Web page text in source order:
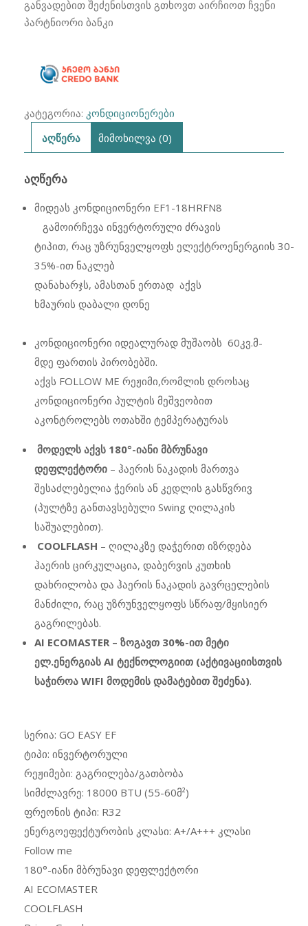
EF1-
18HRFN8
ინვენტორული
განვადებით შეძენისთვის გთხოვთ აირჩიოთ ჩვენი
პარტნიორი ბანკი
კატეგორია: კონდიციონერები
აღწერა
მიმოხილვა (0)
ᲐᲦᲬᲔᲠᲐ
მიდეას კონდიციონერი EF1-18HRFN8
გამოირჩევა ინვერტორული ძრავის
ტიპით, რაც უზრუნველყოფს ელექტროენერგიის 30-
35%-ით ნაკლებ
დანახარჯს, ამასთან ერთად აქვს
ხმაურის დაბალი დონე
კონდიციონერი იდეალურად მუშაობს 60კვ.მ-
მდე ფართის პირობებში.
აქვს FOLLOW ME რეჟიმი,რომლის დროსაც
კონდიციონერი პულტის მეშვეობით
აკონტროლებს ოთახში ტემპერატურას
მოდელს აქვს 180°-იანი მბრუნავი
დეფლექტორი – ჰაერის ნაკადის მართვა
შესაძლებელია ჭერის ან კედლის გასწვრივ
(პულტზე განთავსებული Swing ღილაკის
საშუალებით).
COOLFLASH – ღილაკზე დაჭერით იზრდება
ჰაერის ცირკულაცია, დაბერვის კუთხის
დახრილობა და ჰაერის ნაკადის გავრცელების
მანძილი, რაც უზრუნველყოფს სწრაფ/მყისიერ
გაგრილებას.
AI ECOMASTER – ზოგავთ 30%-ით მეტი
ელ.ენერგიას AI ტექნოლოგიით (აქტივაციისთვის
საჭიროა WIFI მოდემის დამატებით შეძენა).
სერია: GO EASY EF
ტიპი: ინვერტორული
რეჟიმები: გაგრილება/გათბობა
სიმძლავრე: 18000 BTU (55-60მ²)
ფრეონის ტიპი: R32
ენერგოეფექტურობის კლასი: A+/A+++ კლასი
Follow me
180°-იანი მბრუნავი დეფლექტორი
AI ECOMASTER
COOLFLASH